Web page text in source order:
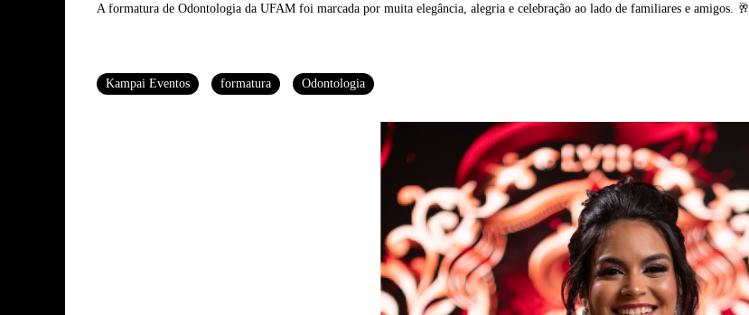
A formatura de Odontologia da UFAM foi marcada por muita elegância, alegria e celebração ao lado de familiares e amigos. 🥂
Kampai Eventos formatura Odontologia